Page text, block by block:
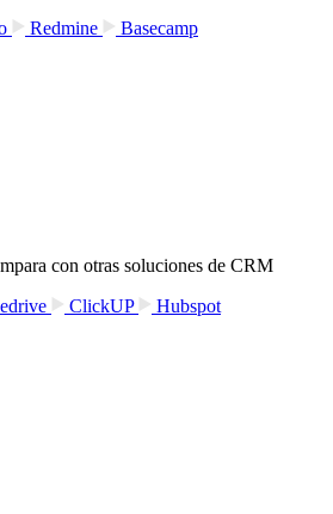
Redmine
Basecamp
con otras soluciones de CRM
ClickUP
Hubspot